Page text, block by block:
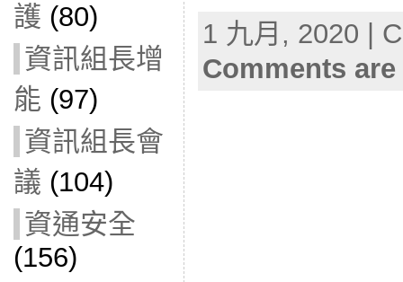
護 (80)
資訊組長增
能 (97)
資訊組長會
議 (104)
資通安全
(156)
1 九月, 2020 |
Comments